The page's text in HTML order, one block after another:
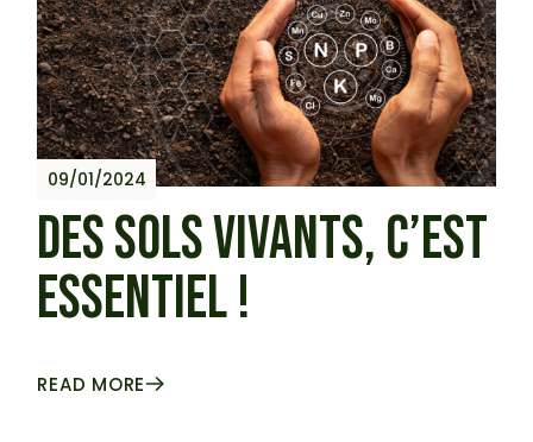
09/01/2024
DES SOLS VIVANTS, C’EST
ESSENTIEL !
READ MORE